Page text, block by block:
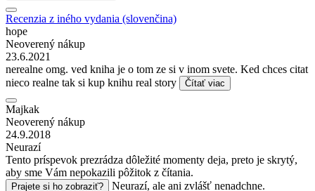
Recenzia z iného vydania (slovenčina)
hope
Neoverený nákup
23.6.2021
nerealne omg. ved kniha je o tom ze si v inom svete. Ked chces citat
nieco realne tak si kup knihu real story
Čítať viac
Majkak
Neoverený nákup
24.9.2018
Neurazí
Tento príspevok prezrádza dôležité momenty deja, preto je skrytý,
aby sme Vám nepokazili pôžitok z čítania.
Prajete si ho zobraziť?
Neurazí, ale ani zvlášť nenadchne.